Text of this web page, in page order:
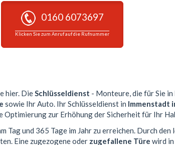
0160 6073697
Klicken Sie zum Anruf auf die Rufnummer
hier. DieSchlüsseldienst - Monteure, die für Sie in
sowie Ihr Auto. Ihr Schlüsseldienst in Immenstadt
Optimierung zur Erhöhung der Sicherheit für Ihr
Tag und 365 Tage im Jahr zu erreichen. Durch
Eine zugezogene oder zugefallene Türe wird